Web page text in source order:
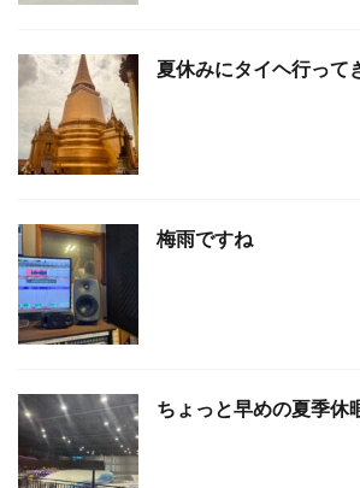
夏休みにタイヘ行って
梅雨ですね
ちょっと早めの夏季休